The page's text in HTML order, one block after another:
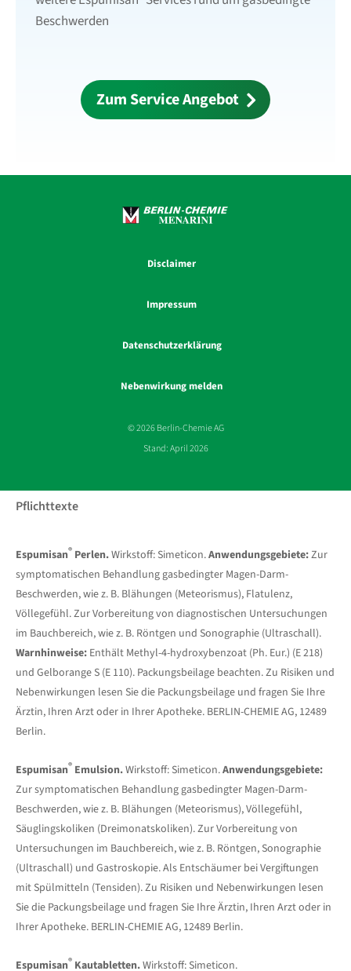
Beschwerden
Zum Service Angebot
Disclaimer
Impressum
Datenschutzerklärung
Nebenwirkung melden
© 2026 Berlin-Chemie AG
Stand: April 2026
Pflichttexte
Espumisan® Perlen.Wirkstoff: Simeticon.Anwendungsgebiete:Zur
symptomatischen Behandlung gasbedingter Magen-Darm-
Beschwerden, wie z. B. Blähungen (Meteorismus), Flatulenz,
Völlegefühl. Zur Vorbereitung von diagnostischen Untersuchungen
im Bauchbereich, wie z. B. Röntgen und Sonographie (Ultraschall).
Warnhinweise: Enthält Methyl-4-hydroxybenzoat (Ph. Eur.) (E 218)
und Gelborange S (E 110). Packungsbeilage beachten. Zu Risiken und
Nebenwirkungen lesen Sie die Packungsbeilage und fragen Sie Ihre
Ärztin, Ihren Arzt oder in Ihrer Apotheke. BERLIN-CHEMIE AG, 12489
Berlin.
Espumisan® Emulsion.Wirkstoff: Simeticon.Anwendungsgebiete:
Zur symptomatischen Behandlung gasbedingter Magen-Darm-
Beschwerden, wie z. B. Blähungen (Meteorismus), Völlegefühl,
Säuglingskoliken (Dreimonatskoliken). Zur Vorbereitung von
Untersuchungen im Bauchbereich, wie z. B. Röntgen, Sonographie
(Ultraschall) und Gastroskopie. Als Entschäumer bei Vergiftungen
mit Spülmitteln (Tensiden). Zu Risiken und Nebenwirkungen lesen
Sie die Packungsbeilage und fragen Sie Ihre Ärztin, Ihren Arzt oder in
Ihrer Apotheke. BERLIN-CHEMIE AG, 12489 Berlin.
Espumisan® Kautabletten.Wirkstoff: Simeticon.